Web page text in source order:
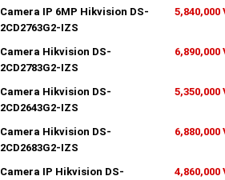
Camera IP 6MP Hikvision DS-
2CD2763G2-IZS
5,840,000
Camera Hikvision DS-
2CD2783G2-IZS
6,890,000
Camera Hikvision DS-
2CD2643G2-IZS
5,350,000
Camera Hikvision DS-
2CD2683G2-IZS
6,880,000
Camera IP Hikvision DS- 4,860,000